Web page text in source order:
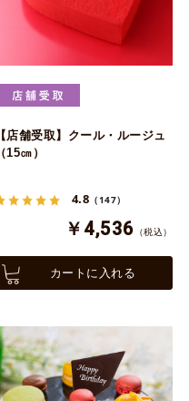
【店舗受取】クール・ルージュ
（15㎝）
4.8 （147）
￥4,536 （税込）
カートに入れる